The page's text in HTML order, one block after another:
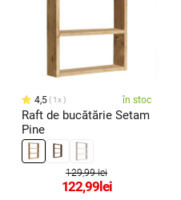
4,5 1x în stoc
Raft de bucătărie Setam
Pine
129,99 lei
122,99 lei